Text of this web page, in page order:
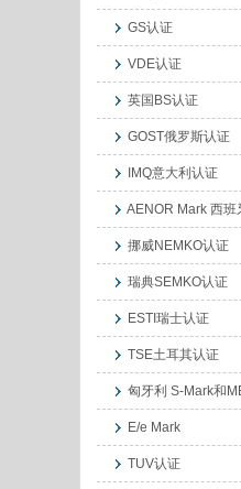
GS认证
VDE认证
英国BS认证
GOST俄罗斯认证
IMQ意大利认证
AENOR Mark 西班
挪威NEMKO认证
瑞典SEMKO认证
ESTI瑞士认证
TSE土耳其认证
匈牙利 S-Mark和
E/e Mark
TUV认证